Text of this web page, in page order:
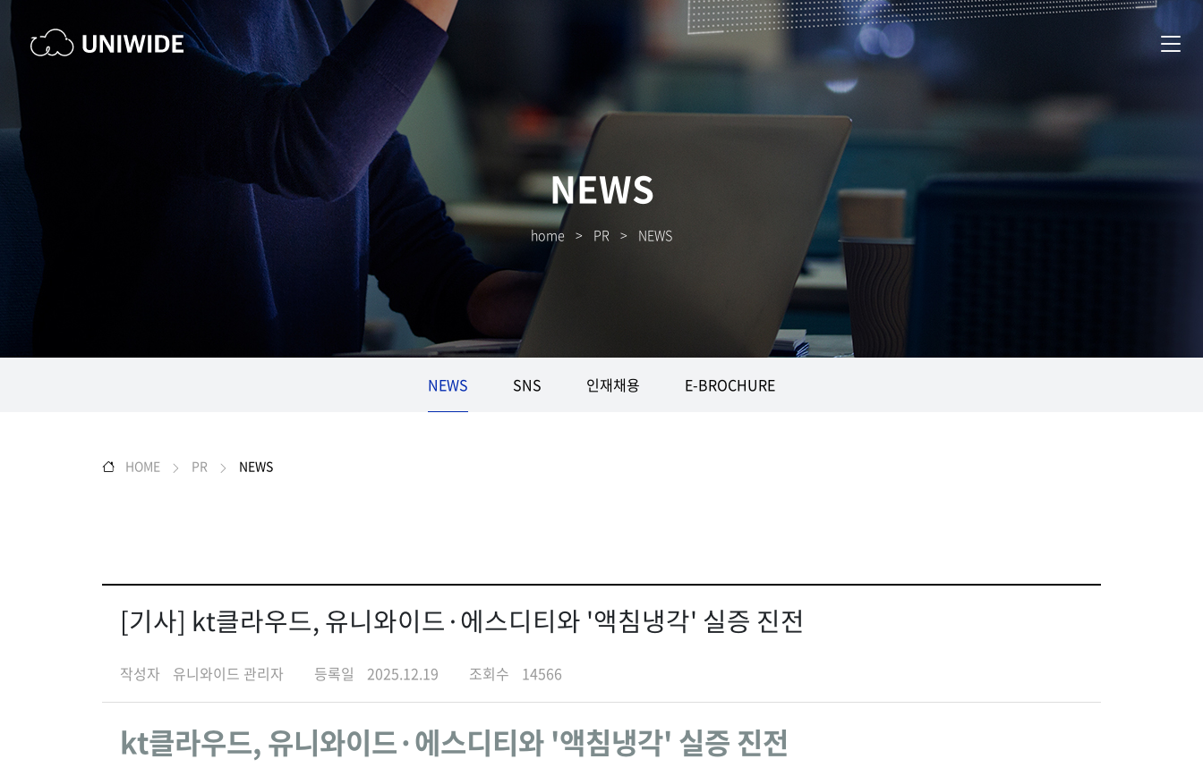
NEWS
home > PR > NEWS
NEWS SNS 인재채용 E-BROCHURE
HOME PR NEWS
[기사] kt클라우드, 유니와이드·에스디티와 '액침냉각' 실증 진전
작성자 유니와이드 관리자 등록일 2025.12.19 조회수 14566
kt클라우드, 유니와이드·에스디티와 '액침냉각' 실증 진전